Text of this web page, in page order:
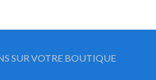
SUR VOTRE BOUTIQUE